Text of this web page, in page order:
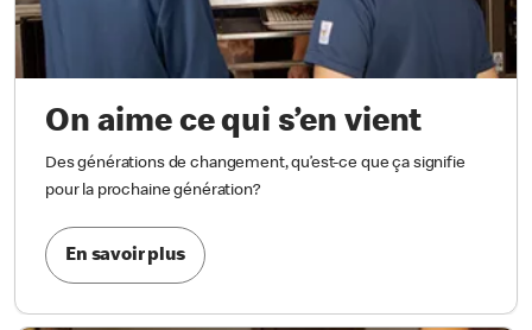
On aime ce qui s’en vient
Des générations de changement, qu’est-ce que ça signifie
pour la prochaine génération?
En savoir plus